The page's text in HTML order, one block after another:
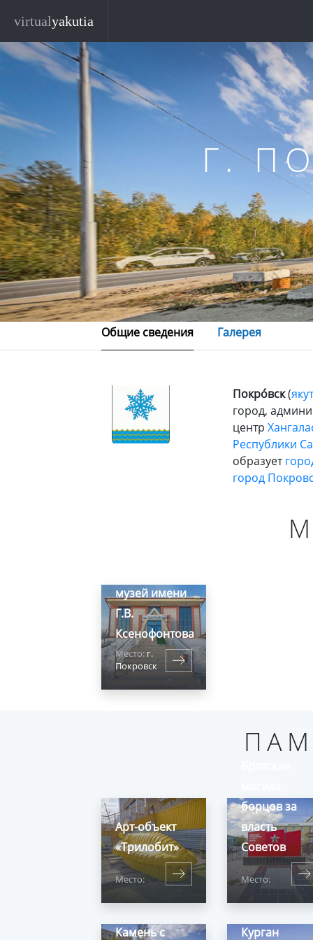
virtualyakutia
Г.
Общие сведения Галерея
Покро́вск(
город,
центр
Республики
образует
город
музей имени
Г.В.
Ксенофонтова
Место: г.
Покровск
Арт-объект
«Трилобит»
Место:
борцов за
власть
Советов
Место:
Камень с
Курган